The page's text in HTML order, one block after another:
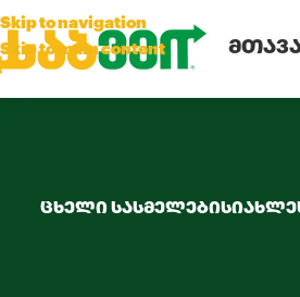
Skip to navigation
Skip to main content
ᲪᲮᲔᲚᲘ ᲡᲐᲡᲛᲔᲚᲔᲑᲘᲡᲘᲐᲮᲚᲔ